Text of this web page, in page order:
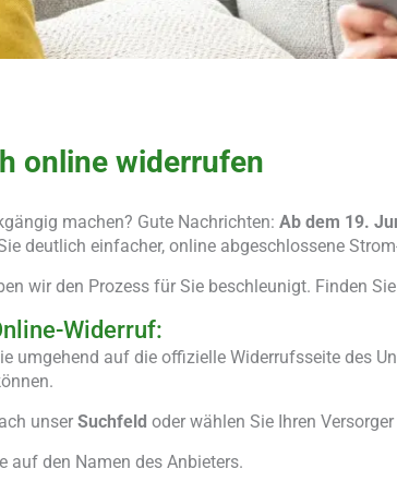
online widerrufen
machen? Gute Nachrichten: Ab dem 19.
deutlich einfacher, online abgeschlossene
wir den Prozess für Sie beschleunigt. Finden
Widerruf:
umgehend auf die offizielle Widerrufsseite des
unser Suchfeld oder wählen Sie Ihren
auf den Namen des Anbieters.